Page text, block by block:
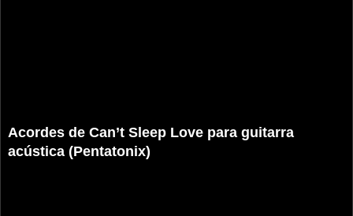
Acordes de Can’t Sleep Love para guitarra
acústica (Pentatonix)